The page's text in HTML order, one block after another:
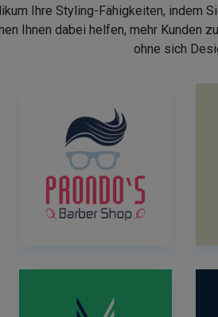
Ihre Styling-Fähigkeiten, indem
Ihnen dabei helfen, mehr Kunden
ohne sich